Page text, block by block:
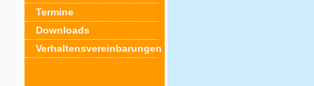
Termine
Downloads
Verhaltensvereinbarungen